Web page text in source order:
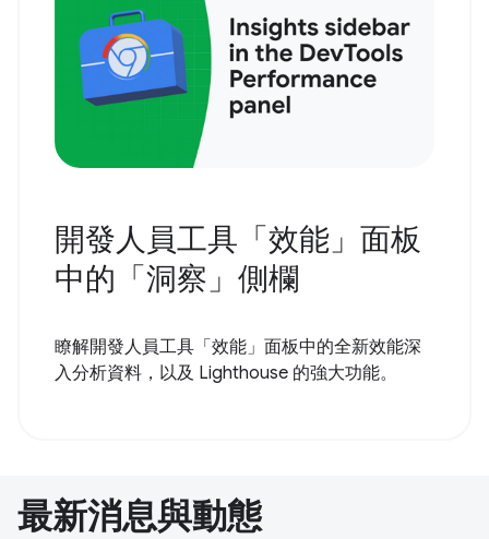
開發人員工具「效能」面板
中的「洞察」側欄
瞭解開發人員工具「效能」面板中的全新效能深
入分析資料，以及 Lighthouse 的強大功能。
最新消息與動態